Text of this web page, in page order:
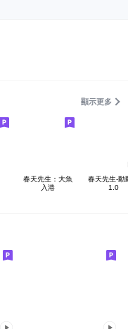
顯示更多
春天先生：大魚
入港
春天先生-動
1.0